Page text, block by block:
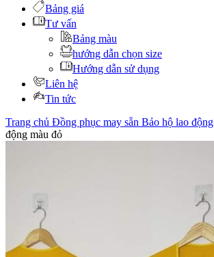
Bảng giá
Tư vấn
Bảng màu
hướng dẫn chọn size
Hướng dẫn sử dụng
Liên hệ
Tin tức
Trang chủ Đồng phục may sẵn Bảo hộ lao động
động màu đỏ